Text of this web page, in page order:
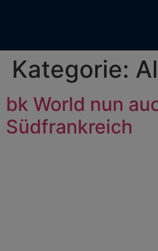
Kategorie:
bk World nun
Südfrankreich